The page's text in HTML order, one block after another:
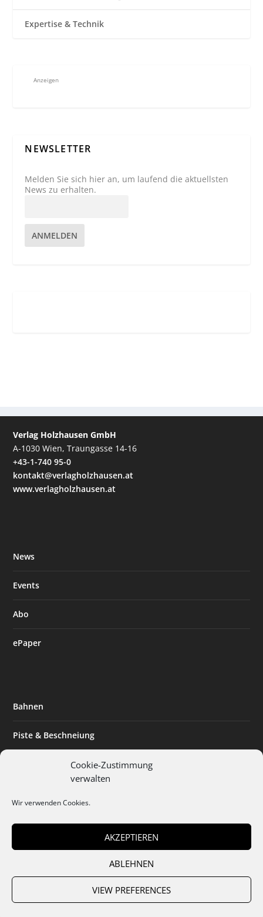
Cookie-Zustimmung
verwalten
Wir verwenden Cookies.
AKZEPTIEREN
ABLEHNEN
VIEW PREFERENCES
Expertise & Technik
Anzeigen
NEWSLETTER
Melden Sie sich hier an, um laufend die aktuellsten
News zu erhalten.
ANMELDEN
Verlag Holzhausen GmbH
A-1030 Wien, Traungasse 14-16
+43-1-740 95-0
kontakt@verlagholzhausen.at
www.verlagholzhausen.at
News
Events
Abo
ePaper
Bahnen
Piste & Beschneiung
Expertise & Technik
Mediadaten Cookies Datenschutz